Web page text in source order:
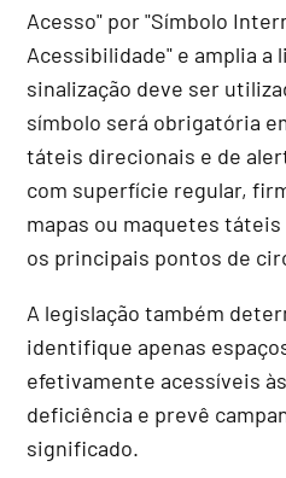
Acesso" por "Símbolo
Acessibilidade" e amplia a
sinalização deve ser
símbolo será obrigatória
táteis direcionais e de
com superfície regular,
mapas ou maquetes
os principais pontos de
A legislação também
identifique apenas
efetivamente acessíveis
deficiência e prevê
significado.